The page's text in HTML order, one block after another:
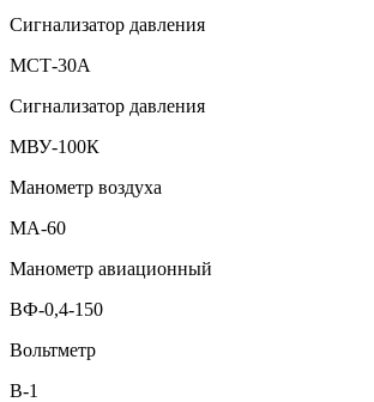
Сигнализатор давления
МСТ-30А
Сигнализатор давления
МВУ-100К
Манометр воздуха
МА-60
Манометр авиационный
ВФ-0,4-150
Вольтметр
В-1